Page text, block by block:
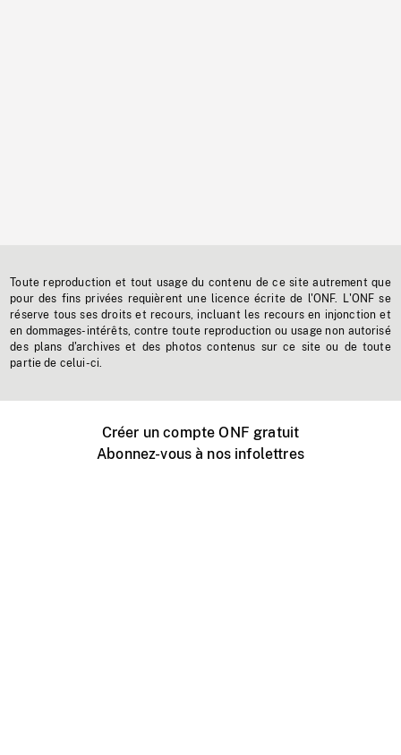
Toute reproduction et tout usage du contenu de ce site autrement que
pour des fins privées requièrent une licence écrite de l'ONF. L'ONF se
réserve tous ses droits et recours, incluant les recours en injonction et
en dommages-intérêts, contre toute reproduction ou usage non autorisé
des plans d'archives et des photos contenus sur ce site ou de toute
partie de celui-ci.
Créer un compte ONF gratuit
Abonnez-vous à nos infolettres